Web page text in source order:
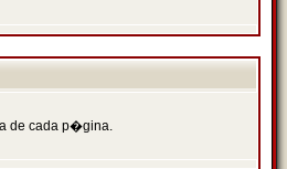
de cada p�gina.